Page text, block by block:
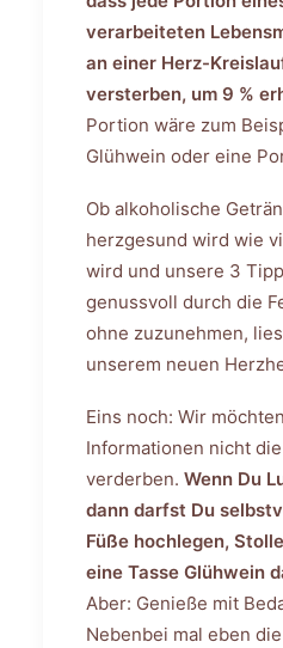
verarbeiteten
an einer Herz-
versterben, um 9 %
Portion wäre zum
Glühwein oder eine
Ob alkoholische
herzgesund wird wie
wird und unsere 3
genussvoll durch die
ohne zuzunehmen,
unserem neuen
Eins noch: Wir
Informationen nicht
verderben. Wenn Du
dann darfst Du
Füße hochlegen,
eine Tasse Glühwein
Aber: Genieße mit
Nebenbei mal eben